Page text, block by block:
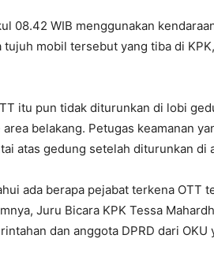
08.42 WIB menggunakan
tujuh mobil tersebut yang tiba di
itu pun tidak diturunkan di lobi
belakang. Petugas keamanan
atas gedung setelah diturunkan di
ada berapa pejabat terkena OTT
Juru Bicara KPK Tessa
dan anggota DPRD dari OKU